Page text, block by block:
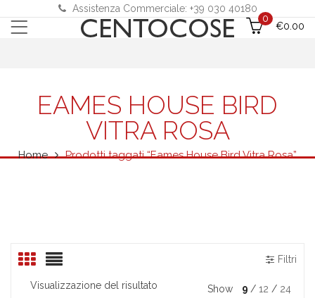
Assistenza Commerciale: +39 030 40180
0
€0.00
EAMES HOUSE BIRD
VITRA ROSA
Home Prodotti taggati “Eames House Bird Vitra Rosa”
Filtri
Visualizzazione del risultato Show 9 12 24